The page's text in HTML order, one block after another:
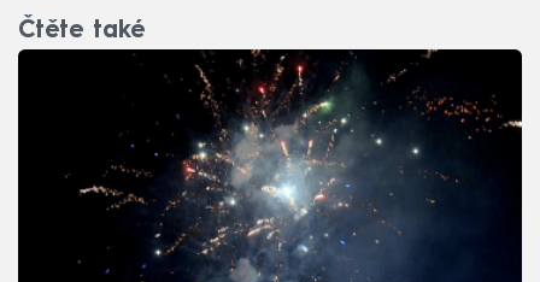
Čtěte také